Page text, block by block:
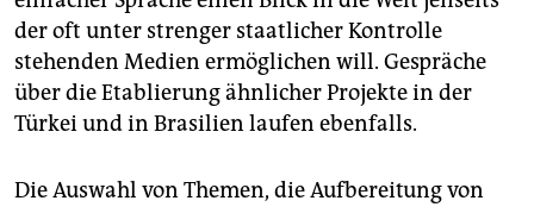
der oft unter strenger staatlicher Kontrolle
stehenden Medien ermöglichen will. Gespräche
über die Etablierung ähnlicher Projekte in der
Türkei und in Brasilien laufen ebenfalls.
Die Auswahl von Themen, die Aufbereitung von